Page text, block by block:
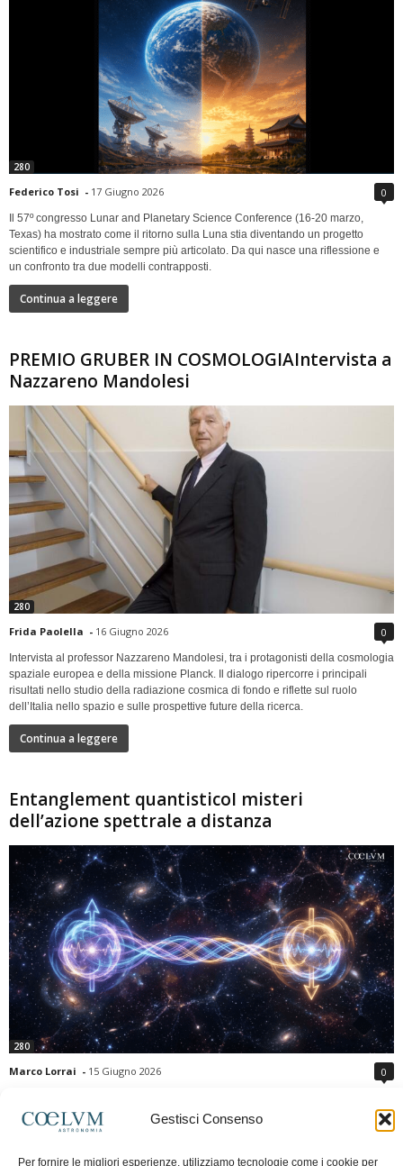
Gestisci Consenso
Per fornire le migliori esperienze, utilizziamo tecnologie come i cookie per
280
Federico Tosi - 17 Giugno 2026 0
Il 57º congresso Lunar and Planetary Science Conference (16-20 marzo,
Texas) ha mostrato come il ritorno sulla Luna stia diventando un progetto
scientifico e industriale sempre più articolato. Da qui nasce una riflessione e
un confronto tra due modelli contrapposti.
Continua a leggere
PREMIO GRUBER IN COSMOLOGIAIntervista a
Nazzareno Mandolesi
280
Frida Paolella - 16 Giugno 2026 0
Intervista al professor Nazzareno Mandolesi, tra i protagonisti della cosmologia
spaziale europea e della missione Planck. Il dialogo ripercorre i principali
risultati nello studio della radiazione cosmica di fondo e riflette sul ruolo
dell’Italia nello spazio e sulle prospettive future della ricerca.
Continua a leggere
Entanglement quantisticoI misteri
dell’azione spettrale a distanza
280
Marco Lorrai - 15 Giugno 2026 0
moderna: due particelle possono mostrare correlazioni che sembrano ignorare
la distanza che le separa. Gli esperimenti e i teoremi di Bell hanno escluso le
previsioni della meccanica quantistica. Nonostante ciò, l'entanglement non